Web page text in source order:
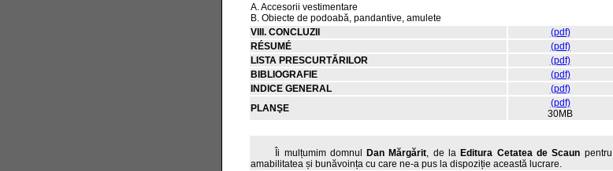
A. Accesorii vestimentare
B. Obiecte de podoabă, pandantive, amulete
VIII. CONCLUZII
(pdf)
RÉSUMÉ
(pdf)
LISTA PRESCURTĂRILOR
(pdf)
BIBLIOGRAFIE
(pdf)
INDICE GENERAL
(pdf)
PLANŞE
(pdf)
30MB
Îi mulțumim domnul Dan Mărgărit, de la Editura Cetatea de Scaun pentru
amabilitatea și bunăvoința cu care ne-a pus la dispoziție această lucrare.